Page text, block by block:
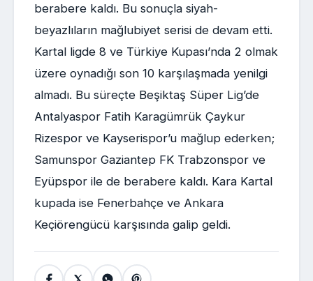
berabere kaldı. Bu sonuçla siyah-
beyazlıların mağlubiyet serisi de devam etti.
Kartal ligde 8 ve Türkiye Kupası’nda 2 olmak
üzere oynadığı son 10 karşılaşmada yenilgi
almadı. Bu süreçte Beşiktaş Süper Lig’de
Antalyaspor Fatih Karagümrük Çaykur
Rizespor ve Kayserispor’u mağlup ederken;
Samunspor Gaziantep FK Trabzonspor ve
Eyüpspor ile de berabere kaldı. Kara Kartal
kupada ise Fenerbahçe ve Ankara
Keçiörengücü karşısında galip geldi.